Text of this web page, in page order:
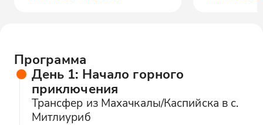
Программа
День 1: Начало горного
приключения
Трансфер из Махачкалы/Каспийска в с.
Митлиуриб